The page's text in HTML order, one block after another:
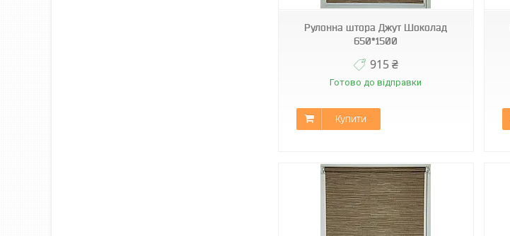
Рулонна штора Джут Шоколад
650*1500
915 ₴
Готово до відправки
Купити